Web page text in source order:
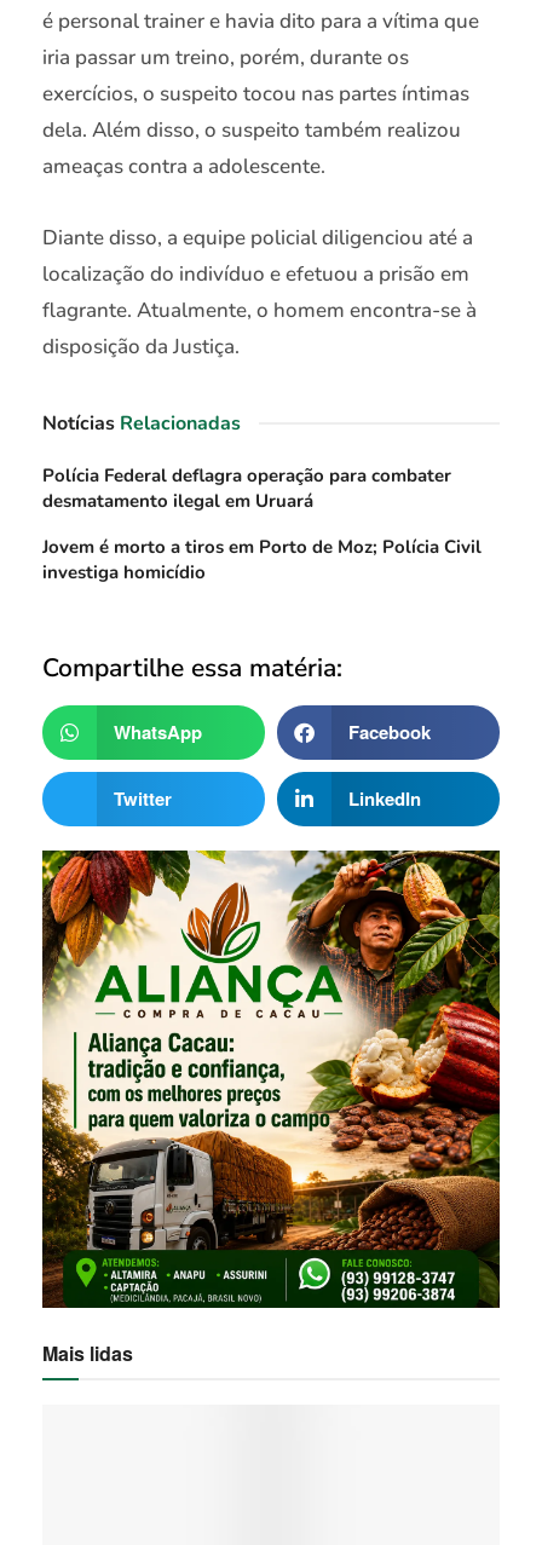
é personal trainer e havia dito para a vítima que
iria passar um treino, porém, durante os
exercícios, o suspeito tocou nas partes íntimas
dela. Além disso, o suspeito também realizou
ameaças contra a adolescente.
Diante disso, a equipe policial diligenciou até a
localização do indivíduo e efetuou a prisão em
flagrante. Atualmente, o homem encontra-se à
disposição da Justiça.
Notícias Relacionadas
Polícia Federal deflagra operação para combater
desmatamento ilegal em Uruará
Jovem é morto a tiros em Porto de Moz; Polícia Civil
investiga homicídio
Compartilhe essa matéria:
WhatsApp Facebook
Twitter LinkedIn
Mais lidas